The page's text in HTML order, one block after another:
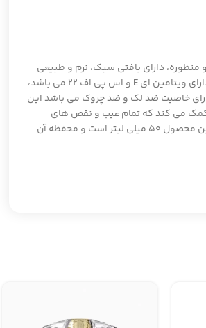
دارای بافتی سبک، نرم و طبیعی
می باشد و علاوه بر پوشش بی نظیر کل صورت، می توان از کانسیلر آن برای برطرف کردن رد جوش، لک و یا سیاهی دور چشم استفاده کرد. کرم پودر دوسه، دارای ویتامین ای E و اس پی اف ۲۲ می باشد،
خاصیت ضد لک و ضد چروک می باشد این
می کند که تمام عیب و نقص های
پوست خود را پوشش دهید و از دیگر ویژگی های این کرم پودر استثنایی میتوان به بدون بو و چرب بودن و جلوگیری از انسداد پوست آن اشاره کرد. حجم این محصول ۵۰ میلی لیتر است و محفظه آن